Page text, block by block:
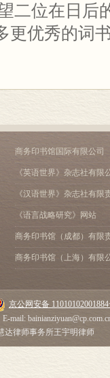
二位在日后
更优秀的词
商务印书馆国际有限公司
《英语世界》杂志社有限
《汉语世界》杂志社有限
《语言战略研究》网站
商务印书馆（成都）有限
商务印书馆（上海）有限
京公网安备
E-mail:
达律师事务所王宇明律师